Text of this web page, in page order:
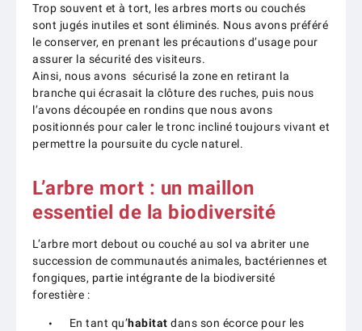
Trop souvent et à tort, les arbres morts ou couchés
sont jugés inutiles et sont éliminés. Nous avons préféré
le conserver, en prenant les précautions d’usage pour
assurer la sécurité des visiteurs.
Ainsi, nous avons sécurisé la zone en retirant la
branche qui écrasait la clôture des ruches, puis nous
l’avons découpée en rondins que nous avons
positionnés pour caler le tronc incliné toujours vivant et
permettre la poursuite du cycle naturel.
L’arbre mort : un maillon
essentiel de la biodiversité
L’arbre mort debout ou couché au sol va abriter une
succession de communautés animales, bactériennes et
fongiques, partie intégrante de la biodiversité
forestière :
En tant qu’habitat dans son écorce pour les